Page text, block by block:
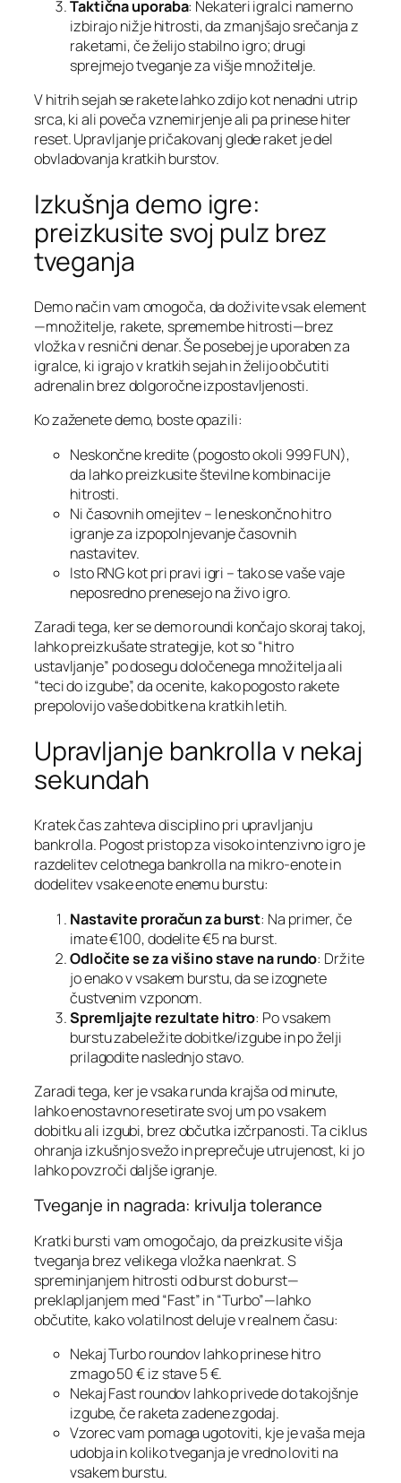
Taktična uporaba: Nekateri igralci namerno
izbirajo nižje hitrosti, da zmanjšajo srečanja z
raketami, če želijo stabilno igro; drugi
sprejmejo tveganje za višje množitelje.
V hitrih sejah se rakete lahko zdijo kot nenadni utrip
srca, ki ali poveča vznemirjenje ali pa prinese hiter
reset. Upravljanje pričakovanj glede raket je del
obvladovanja kratkih burstov.
Izkušnja demo igre:
preizkusite svoj pulz brez
tveganja
Demo način vam omogoča, da doživite vsak element
—množitelje, rakete, spremembe hitrosti—brez
vložka v resnični denar. Še posebej je uporaben za
igralce, ki igrajo v kratkih sejah in želijo občutiti
adrenalin brez dolgoročne izpostavljenosti.
Ko zaženete demo, boste opazili:
Neskončne kredite (pogosto okoli 999 FUN),
da lahko preizkusite številne kombinacije
hitrosti.
Ni časovnih omejitev – le neskončno hitro
igranje za izpopolnjevanje časovnih
nastavitev.
Isto RNG kot pri pravi igri – tako se vaše vaje
neposredno prenesejo na živo igro.
Zaradi tega, ker se demo roundi končajo skoraj takoj,
lahko preizkušate strategije, kot so “hitro
ustavljanje” po dosegu določenega množitelja ali
“teci do izgube”, da ocenite, kako pogosto rakete
prepolovijo vaše dobitke na kratkih letih.
Upravljanje bankrolla v nekaj
sekundah
Kratek čas zahteva disciplino pri upravljanju
bankrolla. Pogost pristop za visoko intenzivno igro je
razdelitev celotnega bankrolla na mikro‑enote in
dodelitev vsake enote enemu burstu:
Nastavite proračun za burst: Na primer, če
imate €100, dodelite €5 na burst.
Odločite se za višino stave na rundo: Držite
jo enako v vsakem burstu, da se izognete
čustvenim vzponom.
Spremljajte rezultate hitro: Po vsakem
burstu zabeležite dobitke/izgube in po želji
prilagodite naslednjo stavo.
Zaradi tega, ker je vsaka runda krajša od minute,
lahko enostavno resetirate svoj um po vsakem
dobitku ali izgubi, brez občutka izčrpanosti. Ta ciklus
ohranja izkušnjo svežo in preprečuje utrujenost, ki jo
lahko povzroči daljše igranje.
Tveganje in nagrada: krivulja tolerance
Kratki bursti vam omogočajo, da preizkusite višja
tveganja brez velikega vložka naenkrat. S
spreminjanjem hitrosti od burst do burst—
preklapljanjem med “Fast” in “Turbo”—lahko
občutite, kako volatilnost deluje v realnem času:
Nekaj Turbo roundov lahko prinese hitro
zmago 50 € iz stave 5 €.
Nekaj Fast roundov lahko privede do takojšnje
izgube, če raketa zadene zgodaj.
Vzorec vam pomaga ugotoviti, kje je vaša meja
udobja in koliko tveganja je vredno loviti na
vsakem burstu.